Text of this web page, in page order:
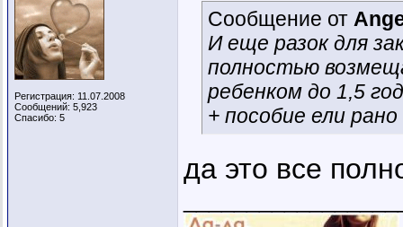
Регистрация: 11.07.2008
Сообщений: 5,923
Спасибо: 5
Сообщение от
И еще разок для
полностью
ребенком до 1,5
+ пособие ели
да это все